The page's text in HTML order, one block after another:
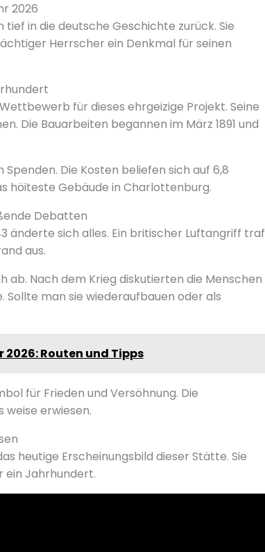
2026
in die deutsche Geschichte zurück. Sie
Herrscher ein Denkmal für seinen
für dieses ehrgeizige Projekt. Seine
Die Bauarbeiten begannen im März 1891 und
Die Kosten beliefen sich auf 6,8
höiteste Gebäude in Charlottenburg.
Debatten
änderte sich alles. Ein britischer Luftangriff traf
aus.
ab. Nach dem Krieg diskutierten die Menschen
Sollte man sie wiederaufbauen oder als
Routen und Tipps
für Frieden und Versöhnung. Die
weise erwiesen.
heutige Erscheinungsbild dieser Stätte. Sie
ein Jahrhundert.